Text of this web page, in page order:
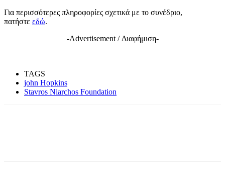
Για περισσότερες πληροφορίες σχετικά με το συνέδριο,
πατήστε εδώ.
-Advertisement / Διαφήμιση-
TAGS
john Hopkins
Stavros Niarchos Foundation